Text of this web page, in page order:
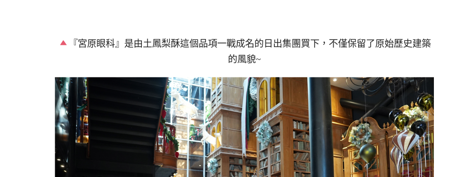
『宮原眼科』是由土鳳梨酥這個品項一戰成名的日出集團買下，不僅保留了原始歷史建築
的風貌~